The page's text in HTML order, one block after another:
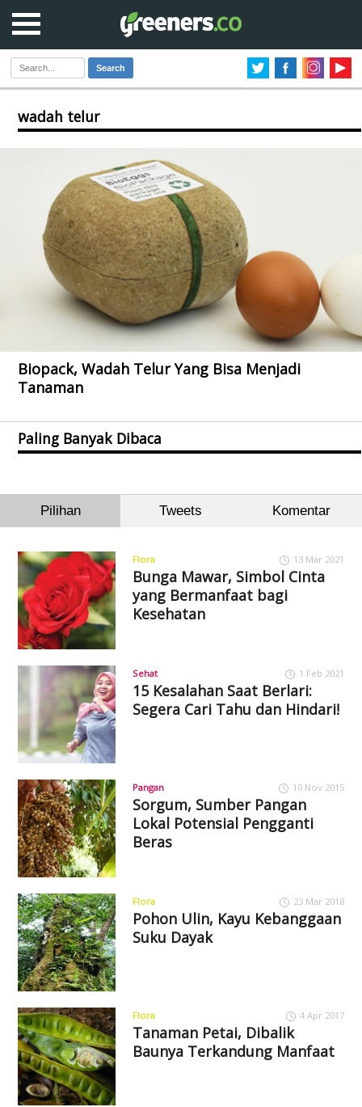
Search
wadah telur
Biopack, Wadah Telur Yang Bisa Menjadi
Tanaman
Paling Banyak Dibaca
Pilihan Tweets Komentar
Flora 13 Mar 2021
Bunga Mawar, Simbol Cinta
yang Bermanfaat bagi
Kesehatan
Sehat 1 Feb 2021
15 Kesalahan Saat Berlari:
Segera Cari Tahu dan Hindari!
Pangan 10 Nov 2015
Sorgum, Sumber Pangan
Lokal Potensial Pengganti
Beras
Flora 23 Mar 2018
Pohon Ulin, Kayu Kebanggaan
Suku Dayak
Flora 4 Apr 2017
Tanaman Petai, Dibalik
Baunya Terkandung Manfaat